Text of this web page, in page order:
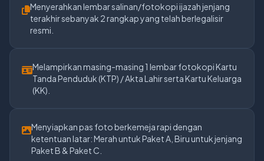
Menyerahkan lembar salinan/fotokopi ijazah jenjang
terakhir sebanyak 2 rangkap yang telah berlegalisir
resmi.
Melampirkan masing-masing 1 lembar fotokopi Kartu
Tanda Penduduk (KTP) / Akta Lahir serta Kartu Keluarga
(KK).
Menyiapkan pas foto berkemeja rapi dengan
ketentuan latar: Merah untuk Paket A, Biru untuk jenjang
Paket B & Paket C.